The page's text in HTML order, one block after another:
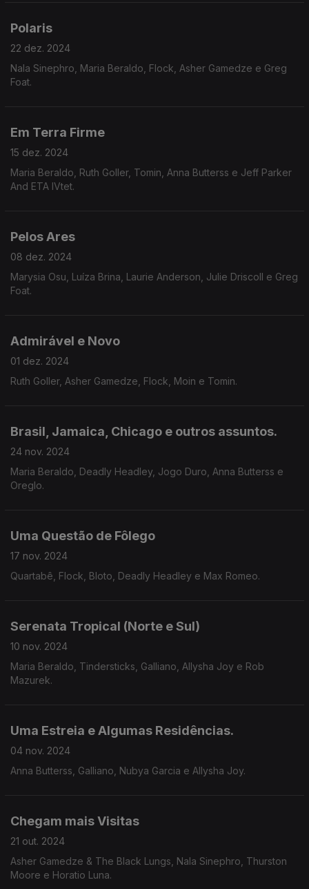
Polaris
22 dez. 2024
Nala Sinephro, Maria Beraldo, Flock, Asher Gamedze e Greg
Foat.
Em Terra Firme
15 dez. 2024
Maria Beraldo, Ruth Goller, Tomin, Anna Butterss e Jeff Parker
And ETA IVtet.
Pelos Ares
08 dez. 2024
Marysia Osu, Luíza Brina, Laurie Anderson, Julie Driscoll e Greg
Foat.
Admirável e Novo
01 dez. 2024
Ruth Goller, Asher Gamedze, Flock, Moin e Tomin.
Brasil, Jamaica, Chicago e outros assuntos.
24 nov. 2024
Maria Beraldo, Deadly Headley, Jogo Duro, Anna Butterss e
Oreglo.
Uma Questão de Fôlego
17 nov. 2024
Quartabê, Flock, Bloto, Deadly Headley e Max Romeo.
Serenata Tropical (Norte e Sul)
10 nov. 2024
Maria Beraldo, Tindersticks, Galliano, Allysha Joy e Rob
Mazurek.
Uma Estreia e Algumas Residências.
04 nov. 2024
Anna Butterss, Galliano, Nubya Garcia e Allysha Joy.
Chegam mais Visitas
21 out. 2024
Asher Gamedze & The Black Lungs, Nala Sinephro, Thurston
Moore e Horatio Luna.